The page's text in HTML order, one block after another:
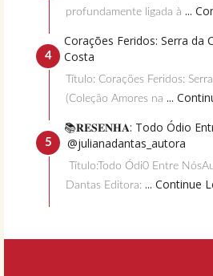
profundamente ligada à ...
Corações Feridos: Serra da
Costa
Título: Corações Feridos:
(Coleção Amores na ...
📚𝐑𝐄𝐒𝐄𝐍𝐇𝐀: Todo Ódio
@julianadantas_autora
Título:Todo Ódi0 Entre
Dantas Editora: ... Continue